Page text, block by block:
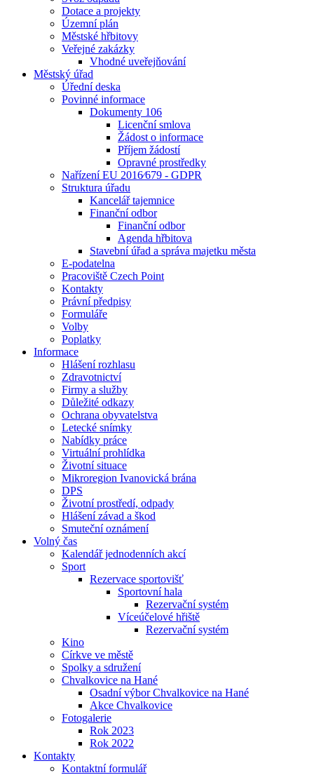
Dotace a projekty
Územní plán
Městské hřbitovy
Veřejné zakázky
Vhodné uveřejňování
Městský úřad
Úřední deska
Povinné informace
Dokumenty 106
Licenční smlova
Žádost o informace
Příjem žádostí
Opravné prostředky
Nařízení EU 2016⁄679 - GDPR
Struktura úřadu
Kancelář tajemnice
Finanční odbor
Finanční odbor
Agenda hřbitova
Stavební úřad a správa majetku města
E-podatelna
Pracoviště Czech Point
Kontakty
Právní předpisy
Formuláře
Volby
Poplatky
Informace
Hlášení rozhlasu
Zdravotnictví
Firmy a služby
Důležité odkazy
Ochrana obyvatelstva
Letecké snímky
Nabídky práce
Virtuální prohlídka
Životní situace
Mikroregion Ivanovická brána
DPS
Životní prostředí, odpady
Hlášení závad a škod
Smuteční oznámení
Volný čas
Kalendář jednodenních akcí
Sport
Rezervace sportovišť
Sportovní hala
Rezervační systém
Víceúčelové hřiště
Rezervační systém
Kino
Církve ve městě
Spolky a sdružení
Chvalkovice na Hané
Osadní výbor Chvalkovice na Hané
Akce Chvalkovice
Fotogalerie
Rok 2023
Rok 2022
Kontakty
Kontaktní formulář